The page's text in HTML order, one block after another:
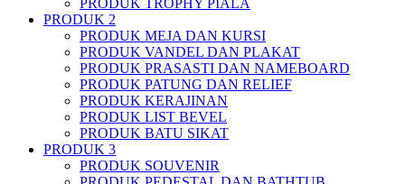
PRODUK TROPHY PIALA
PRODUK 2
PRODUK MEJA DAN KURSI
PRODUK VANDEL DAN PLAKAT
PRODUK PRASASTI DAN NAMEBOARD
PRODUK PATUNG DAN RELIEF
PRODUK KERAJINAN
PRODUK LIST BEVEL
PRODUK BATU SIKAT
PRODUK 3
PRODUK SOUVENIR